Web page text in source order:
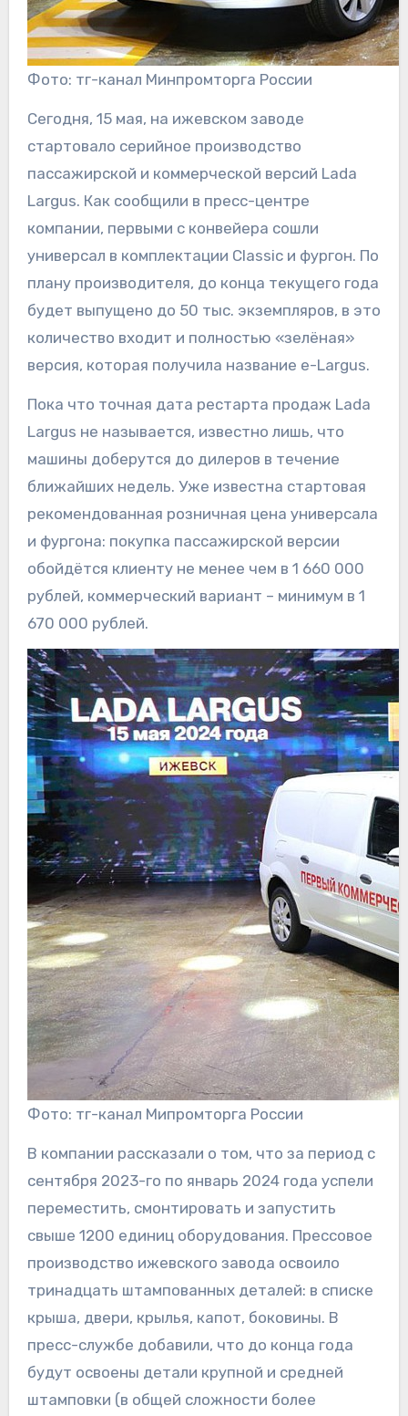
Фото: тг-канал Минпромторга России
Сегодня, 15 мая, на ижевском заводе
стартовало серийное производство
пассажирской и коммерческой версий Lada
Largus. Как сообщили в пресс-центре
компании, первыми с конвейера сошли
универсал в комплектации Classic и фургон. По
плану производителя, до конца текущего года
будет выпущено до 50 тыс. экземпляров, в это
количество входит и полностью «зелёная»
версия, которая получила название e-Largus.
Пока что точная дата рестарта продаж Lada
Largus не называется, известно лишь, что
машины доберутся до дилеров в течение
ближайших недель. Уже известна стартовая
рекомендованная розничная цена универсала
и фургона: покупка пассажирской версии
обойдётся клиенту не менее чем в 1 660 000
рублей, коммерческий вариант – минимум в 1
670 000 рублей.
Фото: тг-канал Мипромторга России
В компании рассказали о том, что за период с
сентября 2023-го по январь 2024 года успели
переместить, смонтировать и запустить
свыше 1200 единиц оборудования. Прессовое
производство ижевского завода освоило
тринадцать штампованных деталей: в списке
крыша, двери, крылья, капот, боковины. В
пресс-службе добавили, что до конца года
будут освоены детали крупной и средней
штамповки (в общей сложности более